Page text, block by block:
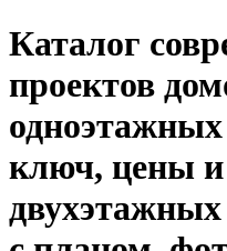
Каталог
проектов
ключ, цены